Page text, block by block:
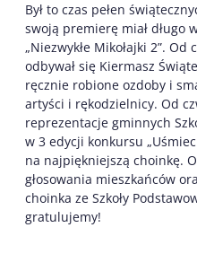
Był to czas pełen
swoją premierę miał długo
„Niezwykłe Mikołajki 2”.
odbywał się Kiermasz
ręcznie robione ozdoby i
artyści i rękodzielnicy. Od
reprezentacje gminnych
w 3 edycji konkursu
na najpiękniejszą choinkę.
głosowania mieszkańców
choinka ze Szkoły
gratulujemy!